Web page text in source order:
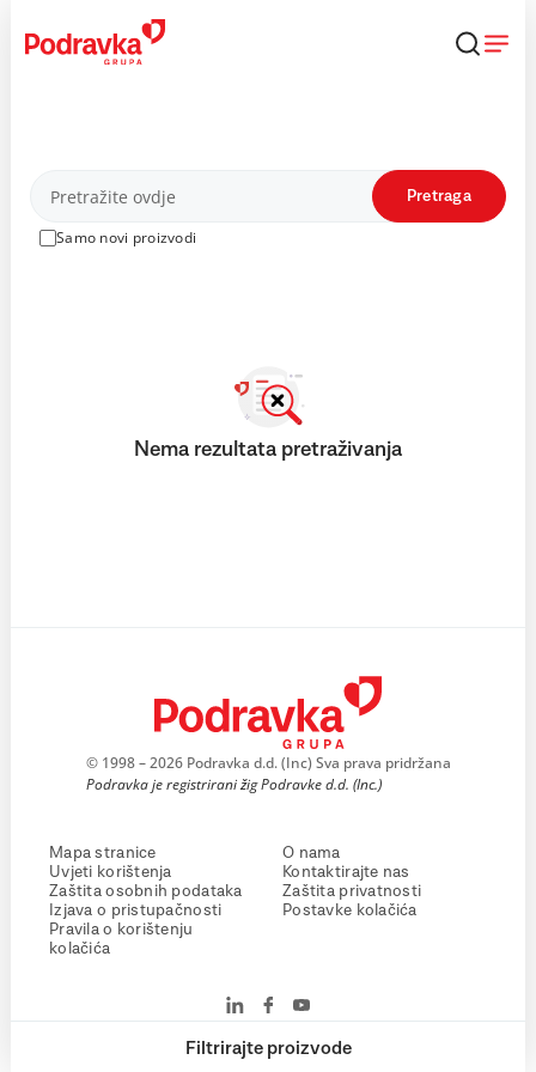
content
Proizvodi
Samo novi proizvodi
Pretraga
Filtrirajte proizvode
Nema rezultata pretraživanja
© 1998 – 2026 Podravka d.d. (Inc) Sva prava pridržana
Podravka je registrirani žig Podravke d.d. (Inc.)
Mapa stranice
Uvjeti korištenja
Zaštita osobnih podataka
Izjava o pristupačnosti
Pravila o korištenju
kolačića
O nama
Kontaktirajte nas
Zaštita privatnosti
Postavke kolačića